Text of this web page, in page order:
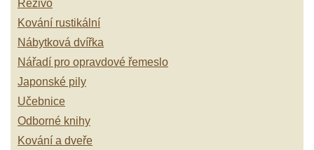
Řezivo
Kování rustikální
Nábytková dvířka
Nářadí pro opravdové řemeslo
Japonské pily
Učebnice
Odborné knihy
Kování a dveře